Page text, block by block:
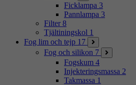
Ficklampa 3
Pannlampa 3
Filter 8
Tjältiningskol 1
Fog lim och tejp 17
Fog och silikon 7
Fogskum 4
Injekteringsmassa 2
Takmassa 1